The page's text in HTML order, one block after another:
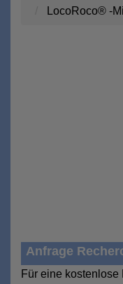
LocoRoco® -
Anfrage
Für eine kostenlose